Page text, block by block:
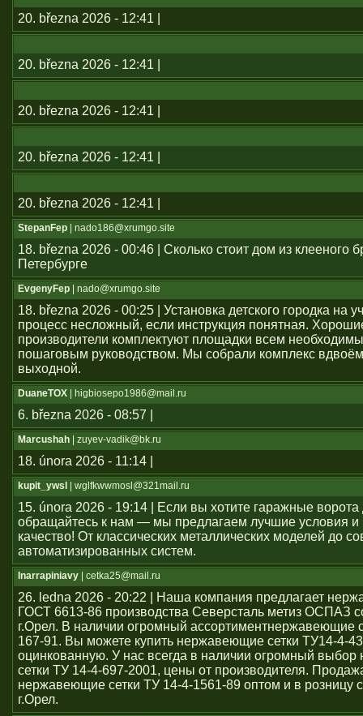
20. března 2026 - 12:41 |
20. března 2026 - 12:41 |
20. března 2026 - 12:41 |
20. března 2026 - 12:41 |
20. března 2026 - 12:41 |
StepanFep | nado186@xrumgo.site
18. března 2026 - 00:46 | Сколько стоит дом из клееного
Петербурге
EvgenyFep | nado@xrumgo.site
18. března 2026 - 00:25 | Установка детского городка на
процесс несложный, если инструкция понятная.
производители комплектуют площадки всем
пошаговым руководством. Мы собрали комплекс
выходной.
DuaneTOX | higbiosepo1986@mail.ru
6. března 2026 - 08:57 |
Marcushah | zuyev-vadik@bk.ru
18. února 2026 - 11:14 |
kupit_ywsl | wglfkwwmosl@321mail.ru
15. února 2026 - 19:14 | Если вы хотите гаражные
обращайтесь к нам — мы предлагаем лучшие условия и
качество! От классических металлических моделей до
автоматизированных систем.
Inarrapiniavy | cetka25@mail.ru
26. ledna 2026 - 20:22 | Наша компания предлагает
ГОСТ 6613-86 производства Северсталь метиз ОСПАЗ
г.Орел. В наличии огромный ассортиментнержавеющие
167-91. Вы можете купить нержавеющие сетки ТУ14-4-
оцинкованную. У нас всегда в наличии огромный
сетки ТУ 14-4-697-2001, цены от производителя.
нержавеющие сетки ТУ 14-4-1561-89 оптом и в розницу
г.Орел.